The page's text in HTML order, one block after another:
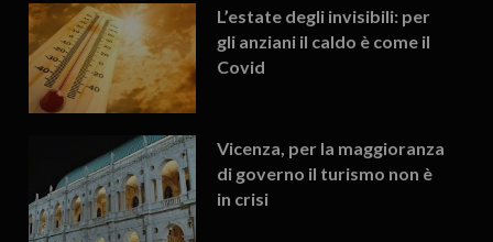
L’estate degli invisibili: per
gli anziani il caldo è come il
Covid
Vicenza, per la maggioranza
di governo il turismo non è
in crisi